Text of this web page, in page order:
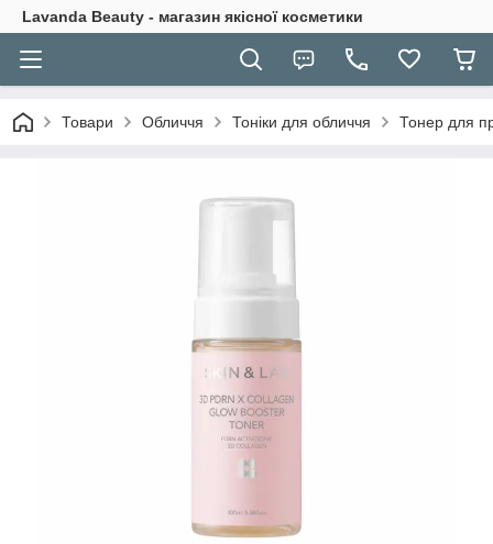
Lavanda Beauty - магазин якісної косметики
Товари Обличчя Тоніки для обличчя Тонер для